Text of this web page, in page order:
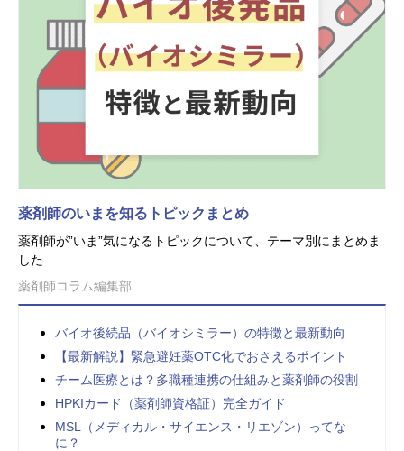
薬剤師のいまを知るトピックまとめ
薬剤師が”いま”気になるトピックについて、テーマ別にまとめま
した
薬剤師コラム編集部
バイオ後続品（バイオシミラー）の特徴と最新動向
【最新解説】緊急避妊薬OTC化でおさえるポイント
チーム医療とは？多職種連携の仕組みと薬剤師の役割
HPKIカード（薬剤師資格証）完全ガイド
MSL（メディカル・サイエンス・リエゾン）ってな
に？